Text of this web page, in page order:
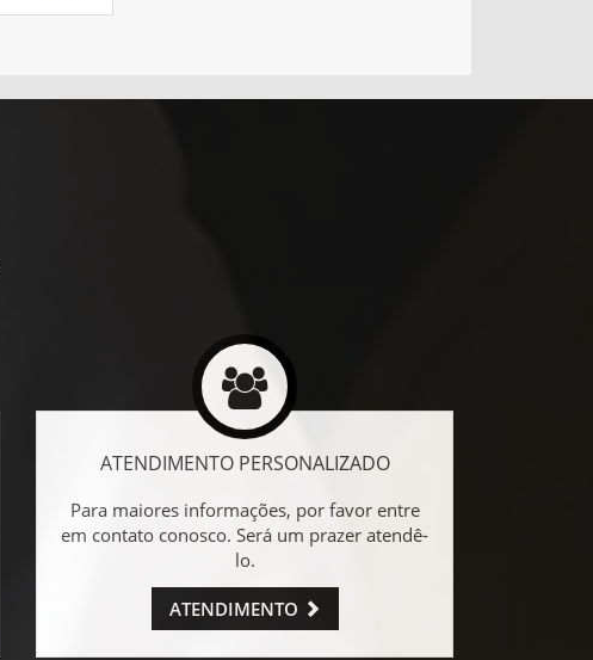
ATENDIMENTO PERSONALIZADO
Para maiores informações, por favor entre
em contato conosco. Será um prazer atendê-
lo.
ATENDIMENTO